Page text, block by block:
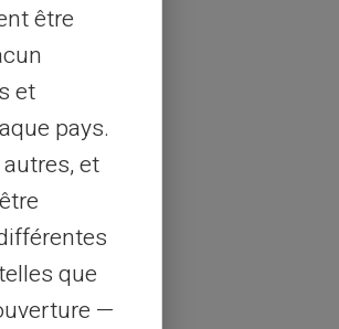
être
et
pays.
et
que
—